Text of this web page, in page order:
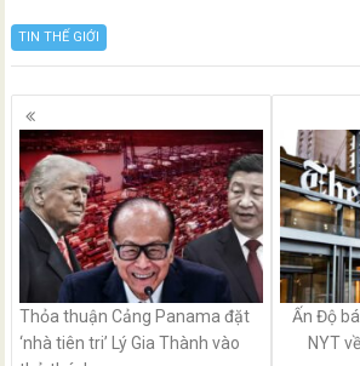
TIN THẾ GIỚI
Posts
navigation
Thỏa thuận Cảng Panama đặt
‘nhà tiên tri’ Lý Gia Thành vào
Ấn Độ
NYT